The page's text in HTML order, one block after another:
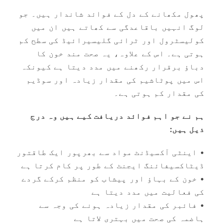
پھول مکھانے کے دل کے فوائد شاندار ہیں۔ جو
لوگ انہیں باقاعدگی سے کھاتے ہیں ان میں
کولیسٹرول اور ٹرائی گلیسیرائیڈ کی سطح کم
ہوتی ہے۔ اس کے علاوہ، یہ صحت مند خون کا
دباؤ برقرار رکھنے میں مدد دیتا ہے کیونکہ
اس میں پوٹاشیم کی مقدار زیادہ اور سوڈیم
کی مقدار کم ہوتی ہے۔
ہم نے جو اہم فوائد دریافت کیے ہیں وہ درج
ذیل ہیں:
• اینٹی آکسیڈنٹ مواد سے بھرپور ایک طاقتور
ڈیٹاکسیفائنگ ایجنٹ کے طور پر کام کرتا ہے
• خون کے بہاؤ اور پیشاب کو منظم کرکے گردے
کی فعالیت میں مدد دیتا ہے
• فائبر کی مقدار زیادہ ہونے کی وجہ سے
ہاضمہ کی صحت میں بہتری لاتا ہے